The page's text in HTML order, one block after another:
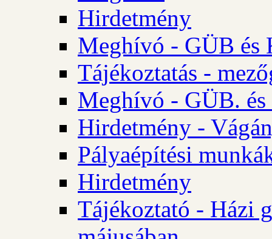
Hirdetmény
Meghívó - GÜB és
Tájékoztatás -
Meghívó - GÜB.
Hirdetmény -
Pályaépítési
Hirdetmény
Tájékoztató - Házi